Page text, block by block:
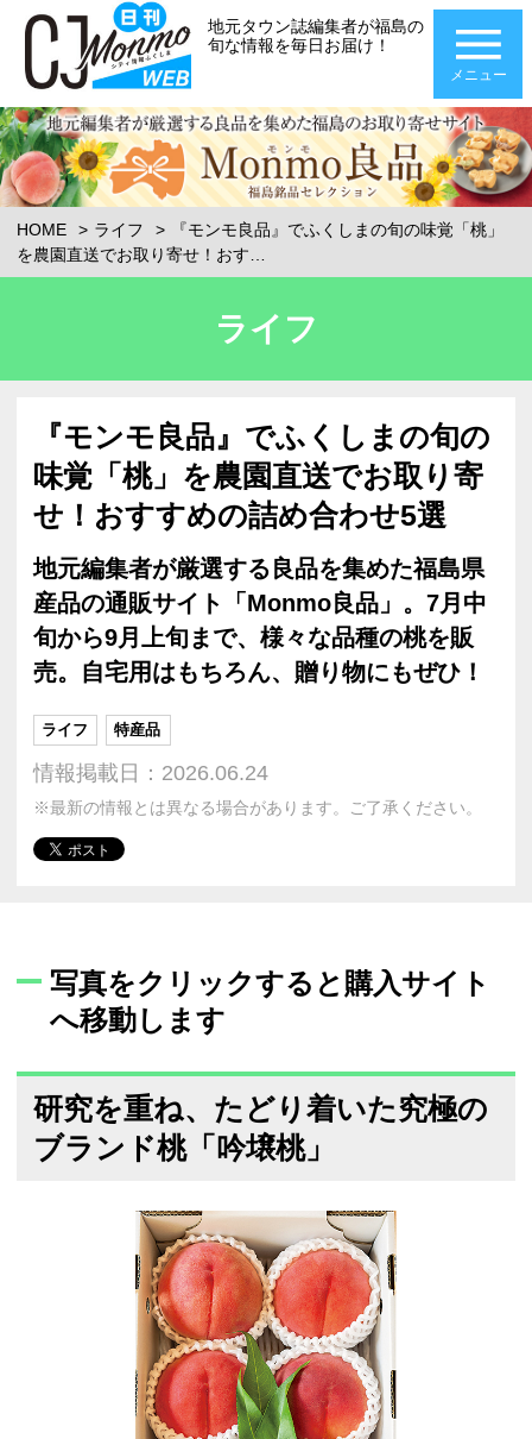
地元タウン誌編集者が福島の
旬な情報を毎日お届け！
メニュー
HOME ライフ
『モンモ良品』でふくしまの旬の味覚「桃」
を農園直送でお取り寄せ！おす…
ライフ
『モンモ良品』でふくしまの旬の
味覚「桃」を農園直送でお取り寄
せ！おすすめの詰め合わせ5選
地元編集者が厳選する良品を集めた福島県
産品の通販サイト「Monmo良品」。7月中
旬から9月上旬まで、様々な品種の桃を販
売。自宅用はもちろん、贈り物にもぜひ！
ライフ 特産品
情報掲載日：2026.06.24
※最新の情報とは異なる場合があります。ご了承ください。
写真をクリックすると購入サイト
へ移動します
研究を重ね、たどり着いた究極の
ブランド桃「吟壌桃」